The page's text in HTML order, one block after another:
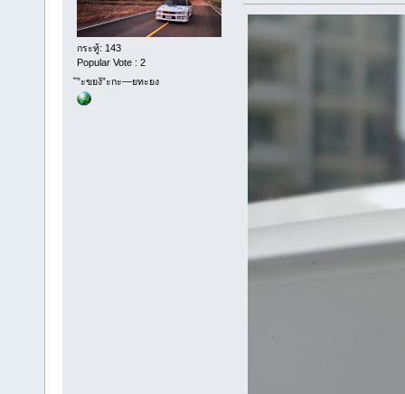
กระทู้: 143
Popular Vote : 2
ั”ะขยงั”ะกะ—ยทะยง